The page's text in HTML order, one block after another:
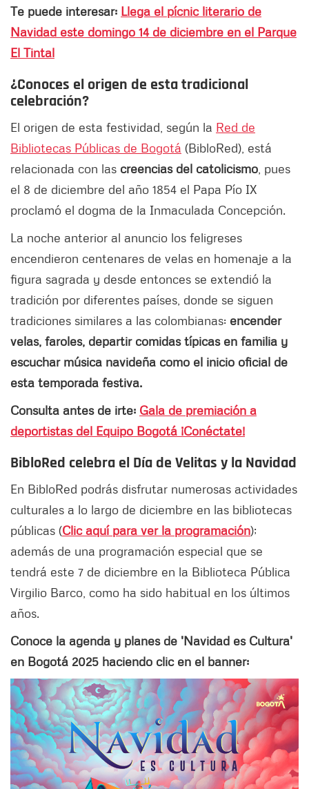
Te puede interesar: Llega el pícnic literario de
Navidad este domingo 14 de diciembre en el Parque
El Tintal
¿Conoces el origen de esta tradicional
celebración?
El origen de esta festividad, según la Red de
Bibliotecas Públicas de Bogotá (BibloRed), está
relacionada con las creencias del catolicismo , pues
el 8 de diciembre del año 1854 el Papa Pío IX
proclamó el dogma de la Inmaculada Concepción.
La noche anterior al anuncio los feligreses
encendieron centenares de velas en homenaje a la
figura sagrada y desde entonces se extendió la
tradición por diferentes países, donde se siguen
tradiciones similares a las colombianas: encender
velas, faroles, departir comidas típicas en familia y
escuchar música navideña como el inicio oficial de
esta temporada festiva.
Consulta antes de irte: Gala de premiación a
deportistas del Equipo Bogotá ¡Conéctate!
BibloRed celebra el Día de Velitas y la Navidad
En BibloRed podrás disfrutar numerosas actividades
culturales a lo largo de diciembre en las bibliotecas
públicas (Clic aquí para ver la programación);
además de una programación especial que se
tendrá este 7 de diciembre en la Biblioteca Pública
Virgilio Barco, como ha sido habitual en los últimos
años.
Conoce la agenda y planes de 'Navidad es Cultura'
en Bogotá 2025 haciendo clic en el banner: